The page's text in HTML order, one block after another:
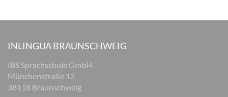
INLINGUA BRAUNSCHWEIG
IBS Sprachschule GmbH
Münchenstraße 12
38118 Braunschweig